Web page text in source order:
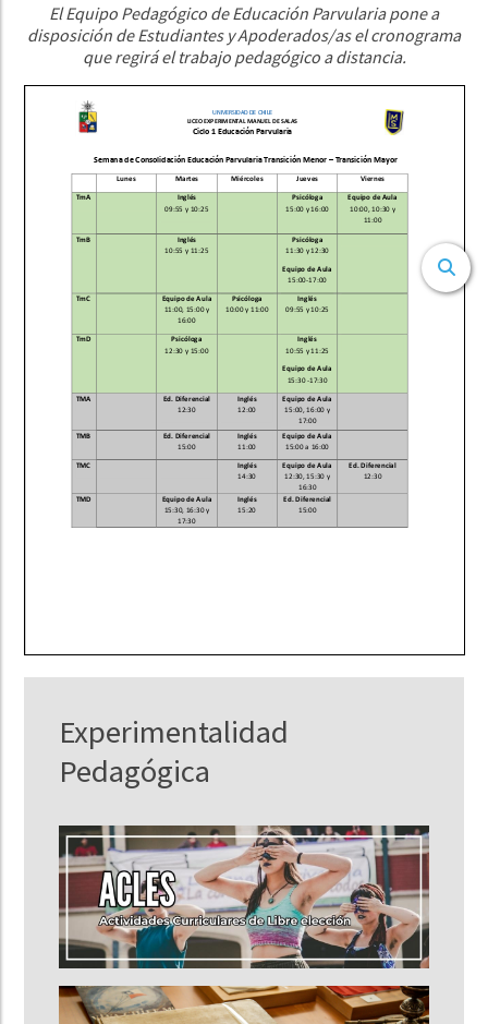
El Equipo Pedagógico de Educación Parvularia pone a
disposición de Estudiantes y Apoderados/as el cronograma
que regirá el trabajo pedagógico a distancia.
Experimentalidad
Pedagógica